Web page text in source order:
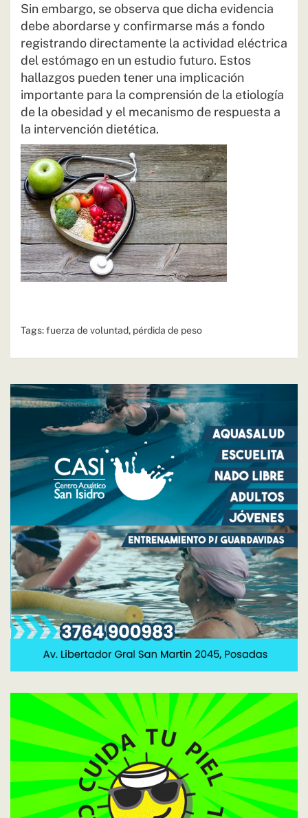
Sin embargo, se observa que dicha evidencia
debe abordarse y confirmarse más a fondo
registrando directamente la actividad eléctrica
del estómago en un estudio futuro. Estos
hallazgos pueden tener una implicación
importante para la comprensión de la etiología
de la obesidad y el mecanismo de respuesta a
la intervención dietética.
Tags:fuerza de voluntad, pérdida de peso